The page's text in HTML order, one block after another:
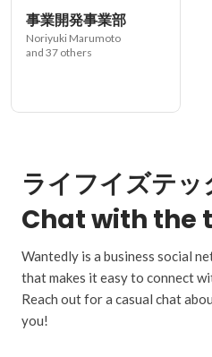
事業開発事業部
Noriyuki Marumoto
and 37 others
ライフイズテッ
Chat with the
Wantedly is a business social
that makes it easy to connect
Reach out for a casual chat
you!